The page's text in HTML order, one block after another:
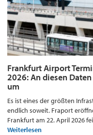
Frankfurt Airport
2026: An diesen
um
Es ist eines der größten
endlich soweit. Fraport
Frankfurt am 22. April 2026
Weiterlesen